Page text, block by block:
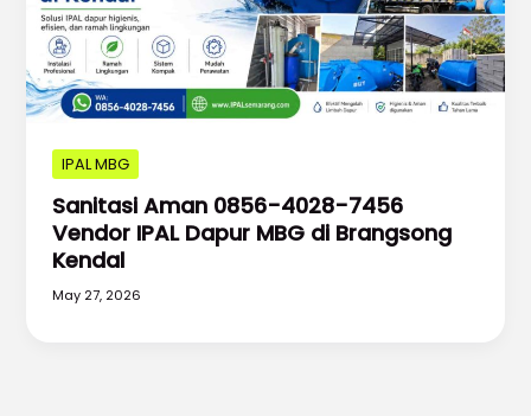
IPAL MBG
Sanitasi Aman 0856-4028-7456
Vendor IPAL Dapur MBG di Brangsong
Kendal
May 27, 2026